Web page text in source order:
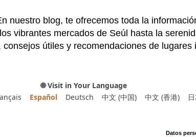
nuestro blog, te ofrecemos toda la
vibrantes mercados de Seúl hasta la
útiles y recomendaciones de lugares
🌐 Visit in Your Language
Español Deutsch 中文 (中国) 中文 (香港)
Datos